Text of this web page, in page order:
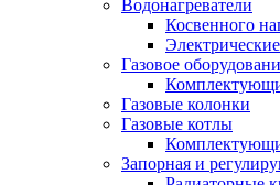
Водонагреватели
Косвенного
Электрические
Газовое
Газовые колонки
Газовые котлы
Запорная и